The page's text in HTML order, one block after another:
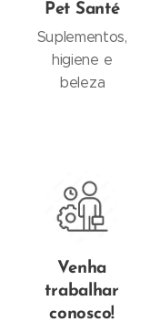
Pet Santé
Suplementos,
higiene e
beleza
Venha
trabalhar
conosco!